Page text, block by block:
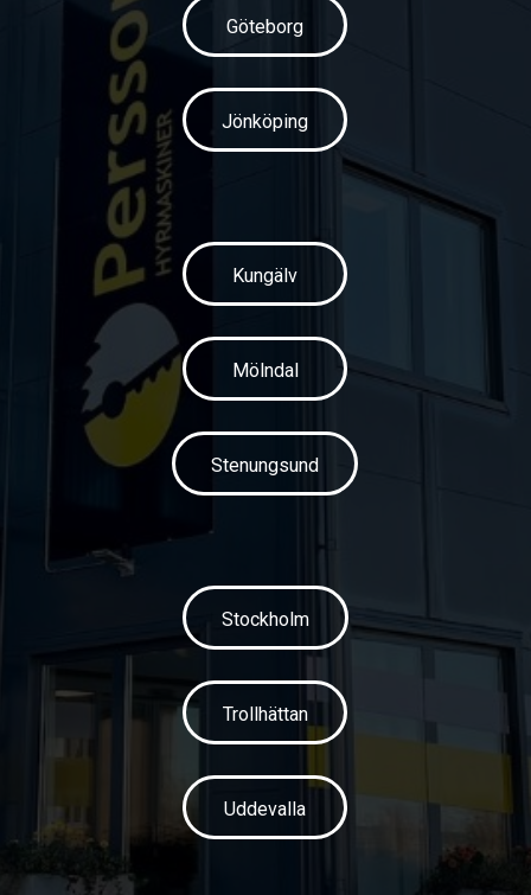
Göteborg
Jönköping
Kungälv
Mölndal
Stenungsund
Stockholm
Trollhättan
Uddevalla